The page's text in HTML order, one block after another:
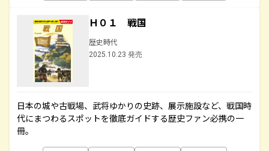
Ｈ０１ 戦国
歴史時代
2025.10.23 発売
日本の城や古戦場、武将ゆかりの史跡、展示施設など、戦国時
代にまつわるスポットを徹底ガイドする歴史ファン必携の一
冊。